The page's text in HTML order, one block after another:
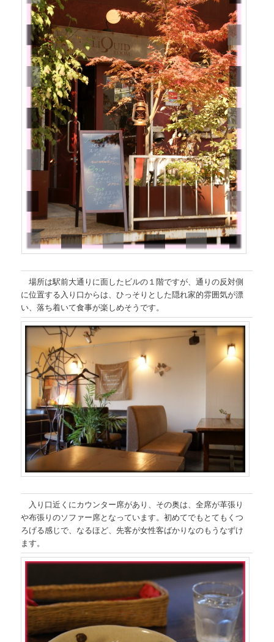
場所は駅前大通りに面したビルの１階ですが、通りの反対側
に位置する入り口からは、ひっそりとした隠れ家的雰囲気が漂
い、落ち着いて食事が楽しめそうです。
入り口近くにカウンター席があり、その奥は、全席が革張り
や布張りのソファー席となっています。初めてでもとてもくつ
ろげる感じで、なるほど、先客が女性客ばかりなのもうなずけ
ます。